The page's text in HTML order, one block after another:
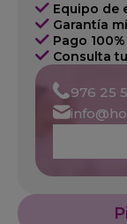
Equipo de
Garantía
Pago
Consulta
976 25